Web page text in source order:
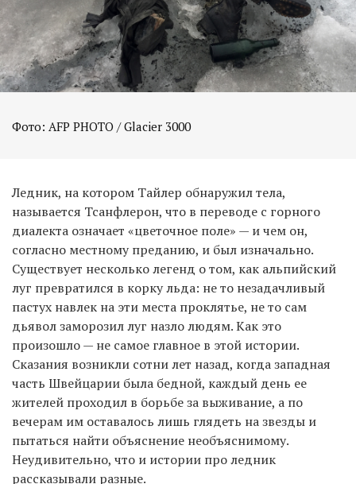
Фото: AFP PHOTO / Glacier 3000
Ледник, на котором Тайлер обнаружил тела,
называется Тсанфлерон, что в переводе с горного
диалекта означает «цветочное поле» — и чем он,
согласно местному преданию, и был изначально.
Существует несколько легенд о том, как альпийский
луг превратился в корку льда: не то незадачливый
пастух навлек на эти места проклятье, не то сам
дьявол заморозил луг назло людям. Как это
произошло — не самое главное в этой истории.
Сказания возникли сотни лет назад, когда западная
часть Швейцарии была бедной, каждый день ее
жителей проходил в борьбе за выживание, а по
вечерам им оставалось лишь глядеть на звезды и
пытаться найти объяснение необъяснимому.
Неудивительно, что и истории про ледник
рассказывали разные.